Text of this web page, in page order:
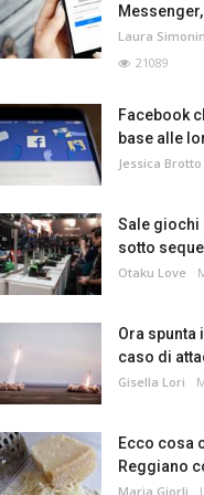
Laura
21089
Facebook
base alle
Jessica Brotto
Sale giochi
sotto
Otaku Love
Ora spunta
caso di
Gisella Lori
Ecco cosa
Reggiano
Maria Giorli